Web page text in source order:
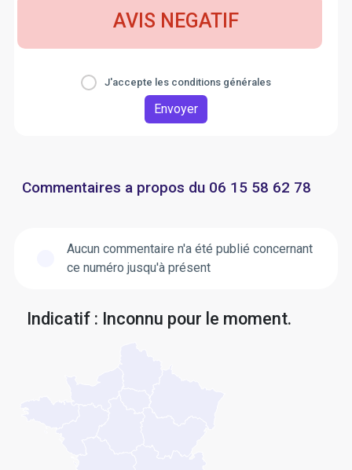
AVIS NEGATIF
J'accepte les conditions générales
Envoyer
Commentaires a propos du 06 15 58 62 78
Aucun commentaire n'a été publié concernant
ce numéro jusqu'à présent
Indicatif : Inconnu pour le moment.